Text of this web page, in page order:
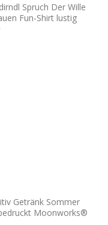
Spruch Der Wille
Fun-Shirt lustig
Getränk Sommer
Moonworks®